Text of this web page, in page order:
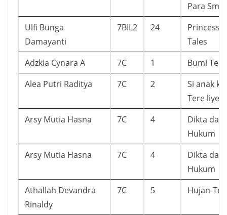
Para
Ulfi Bunga
Damayanti
7BIL2 24
Princess
Tales
Adzkia Cynara A
7C 1
Bumi
Alea Putri Raditya
7C 2
Si anak
Tere liye
Arsy Mutia Hasna
7C 4
Dikta dan
Hukum
Arsy Mutia Hasna
7C 4
Dikta dan
Hukum
Athallah Devandra
Rinaldy
7C 5 Hujan-